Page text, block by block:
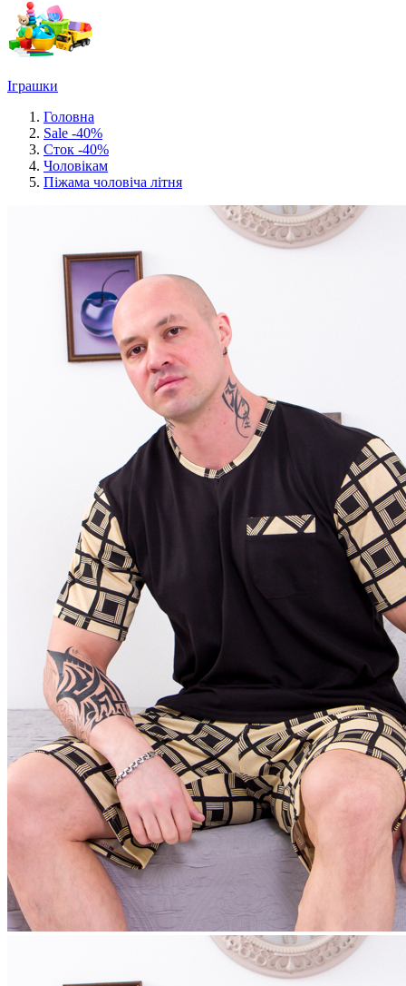
Іграшки
Головна
Sale -40%
Сток -40%
Чоловікам
Піжама чоловіча літня